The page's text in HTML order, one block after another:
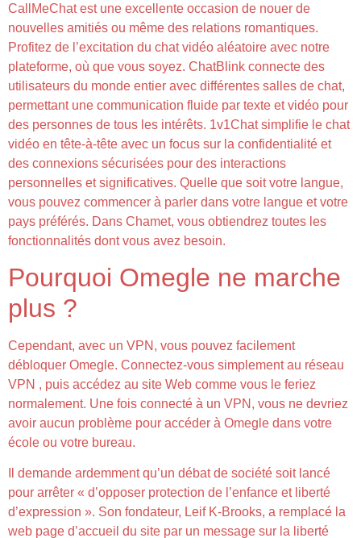
CallMeChat est une excellente occasion de nouer de
nouvelles amitiés ou même des relations romantiques.
Profitez de l’excitation du chat vidéo aléatoire avec notre
plateforme, où que vous soyez. ChatBlink connecte des
utilisateurs du monde entier avec différentes salles de chat,
permettant une communication fluide par texte et vidéo pour
des personnes de tous les intérêts. 1v1Chat simplifie le chat
vidéo en tête-à-tête avec un focus sur la confidentialité et
des connexions sécurisées pour des interactions
personnelles et significatives. Quelle que soit votre langue,
vous pouvez commencer à parler dans votre langue et votre
pays préférés. Dans Chamet, vous obtiendrez toutes les
fonctionnalités dont vous avez besoin.
Pourquoi Omegle ne marche
plus ?
Cependant, avec un VPN, vous pouvez facilement
débloquer Omegle. Connectez-vous simplement au réseau
VPN , puis accédez au site Web comme vous le feriez
normalement. Une fois connecté à un VPN, vous ne devriez
avoir aucun problème pour accéder à Omegle dans votre
école ou votre bureau.
Il demande ardemment qu’un débat de société soit lancé
pour arrêter « d’opposer protection de l’enfance et liberté
d’expression ». Son fondateur, Leif K-Brooks, a remplacé la
web page d’accueil du site par un message sur la liberté